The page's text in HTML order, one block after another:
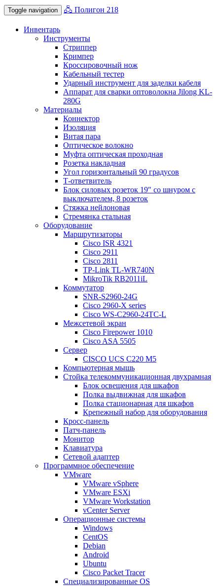
Toggle navigation 🖧 Полигон 218
Инвентарь
Инструменты
Стриппер
Кримпер
Кроссировочный нож
Кабельный тестер
Ударный инструмент для заделки кабеля
Аппарат для сварки оптоволокна Jilong KL-
280G
Материалы
Коннектор
Изоляция
Витая пара
Оптическое волокно
Муфта оптическая проходная
Розетка накладная
Угол горизонтальный 90 градусов
Т-ответвитель
Блок силовых розеток 19″ со шнуром с
выключателем, 8 розеток
Стяжка нейлоновая
Стремянка стальная
Оборудование
Маршрутизаторы
Cisco ISR 4321
Cisco 2911
Cisco 2811
TP-Link TL-WR740N
MikroTik RB2011iL
Коммутатор
SNR-S2960-24G
Cisco 2960-X series
Cisco WS-C2960-24TC-L
Межсетевой экран
Cisco Firepower 1010
Cisco ASA 5505
Сервер
CISCO UCS C220 M5
Компьютерная мышь
Стойка телекоммуникационная двухрамная
Блок освещения для шкафов
Полка выдвижная для шкафов
Полка стационарная для шкафов
Крепежный набор для оборудования
Кросс-панель
Патч-панель
Монитор
Клавиатура
Сетевой адаптер
Программное обеспечение
VMware
VMware vSphere
VMware ESXi
VMware Workstation
vCenter Server
Операционные системы
Windows
CentOS
Debian
Android
Ubuntu
Cisco Packet Tracer
Специализированные OS